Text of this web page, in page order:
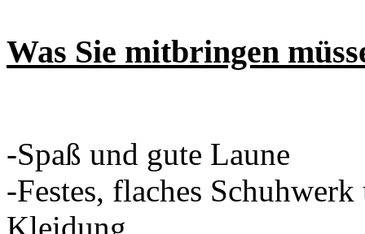
Was Sie mitbringen
-Spaß und gute Laune
-Festes, flaches